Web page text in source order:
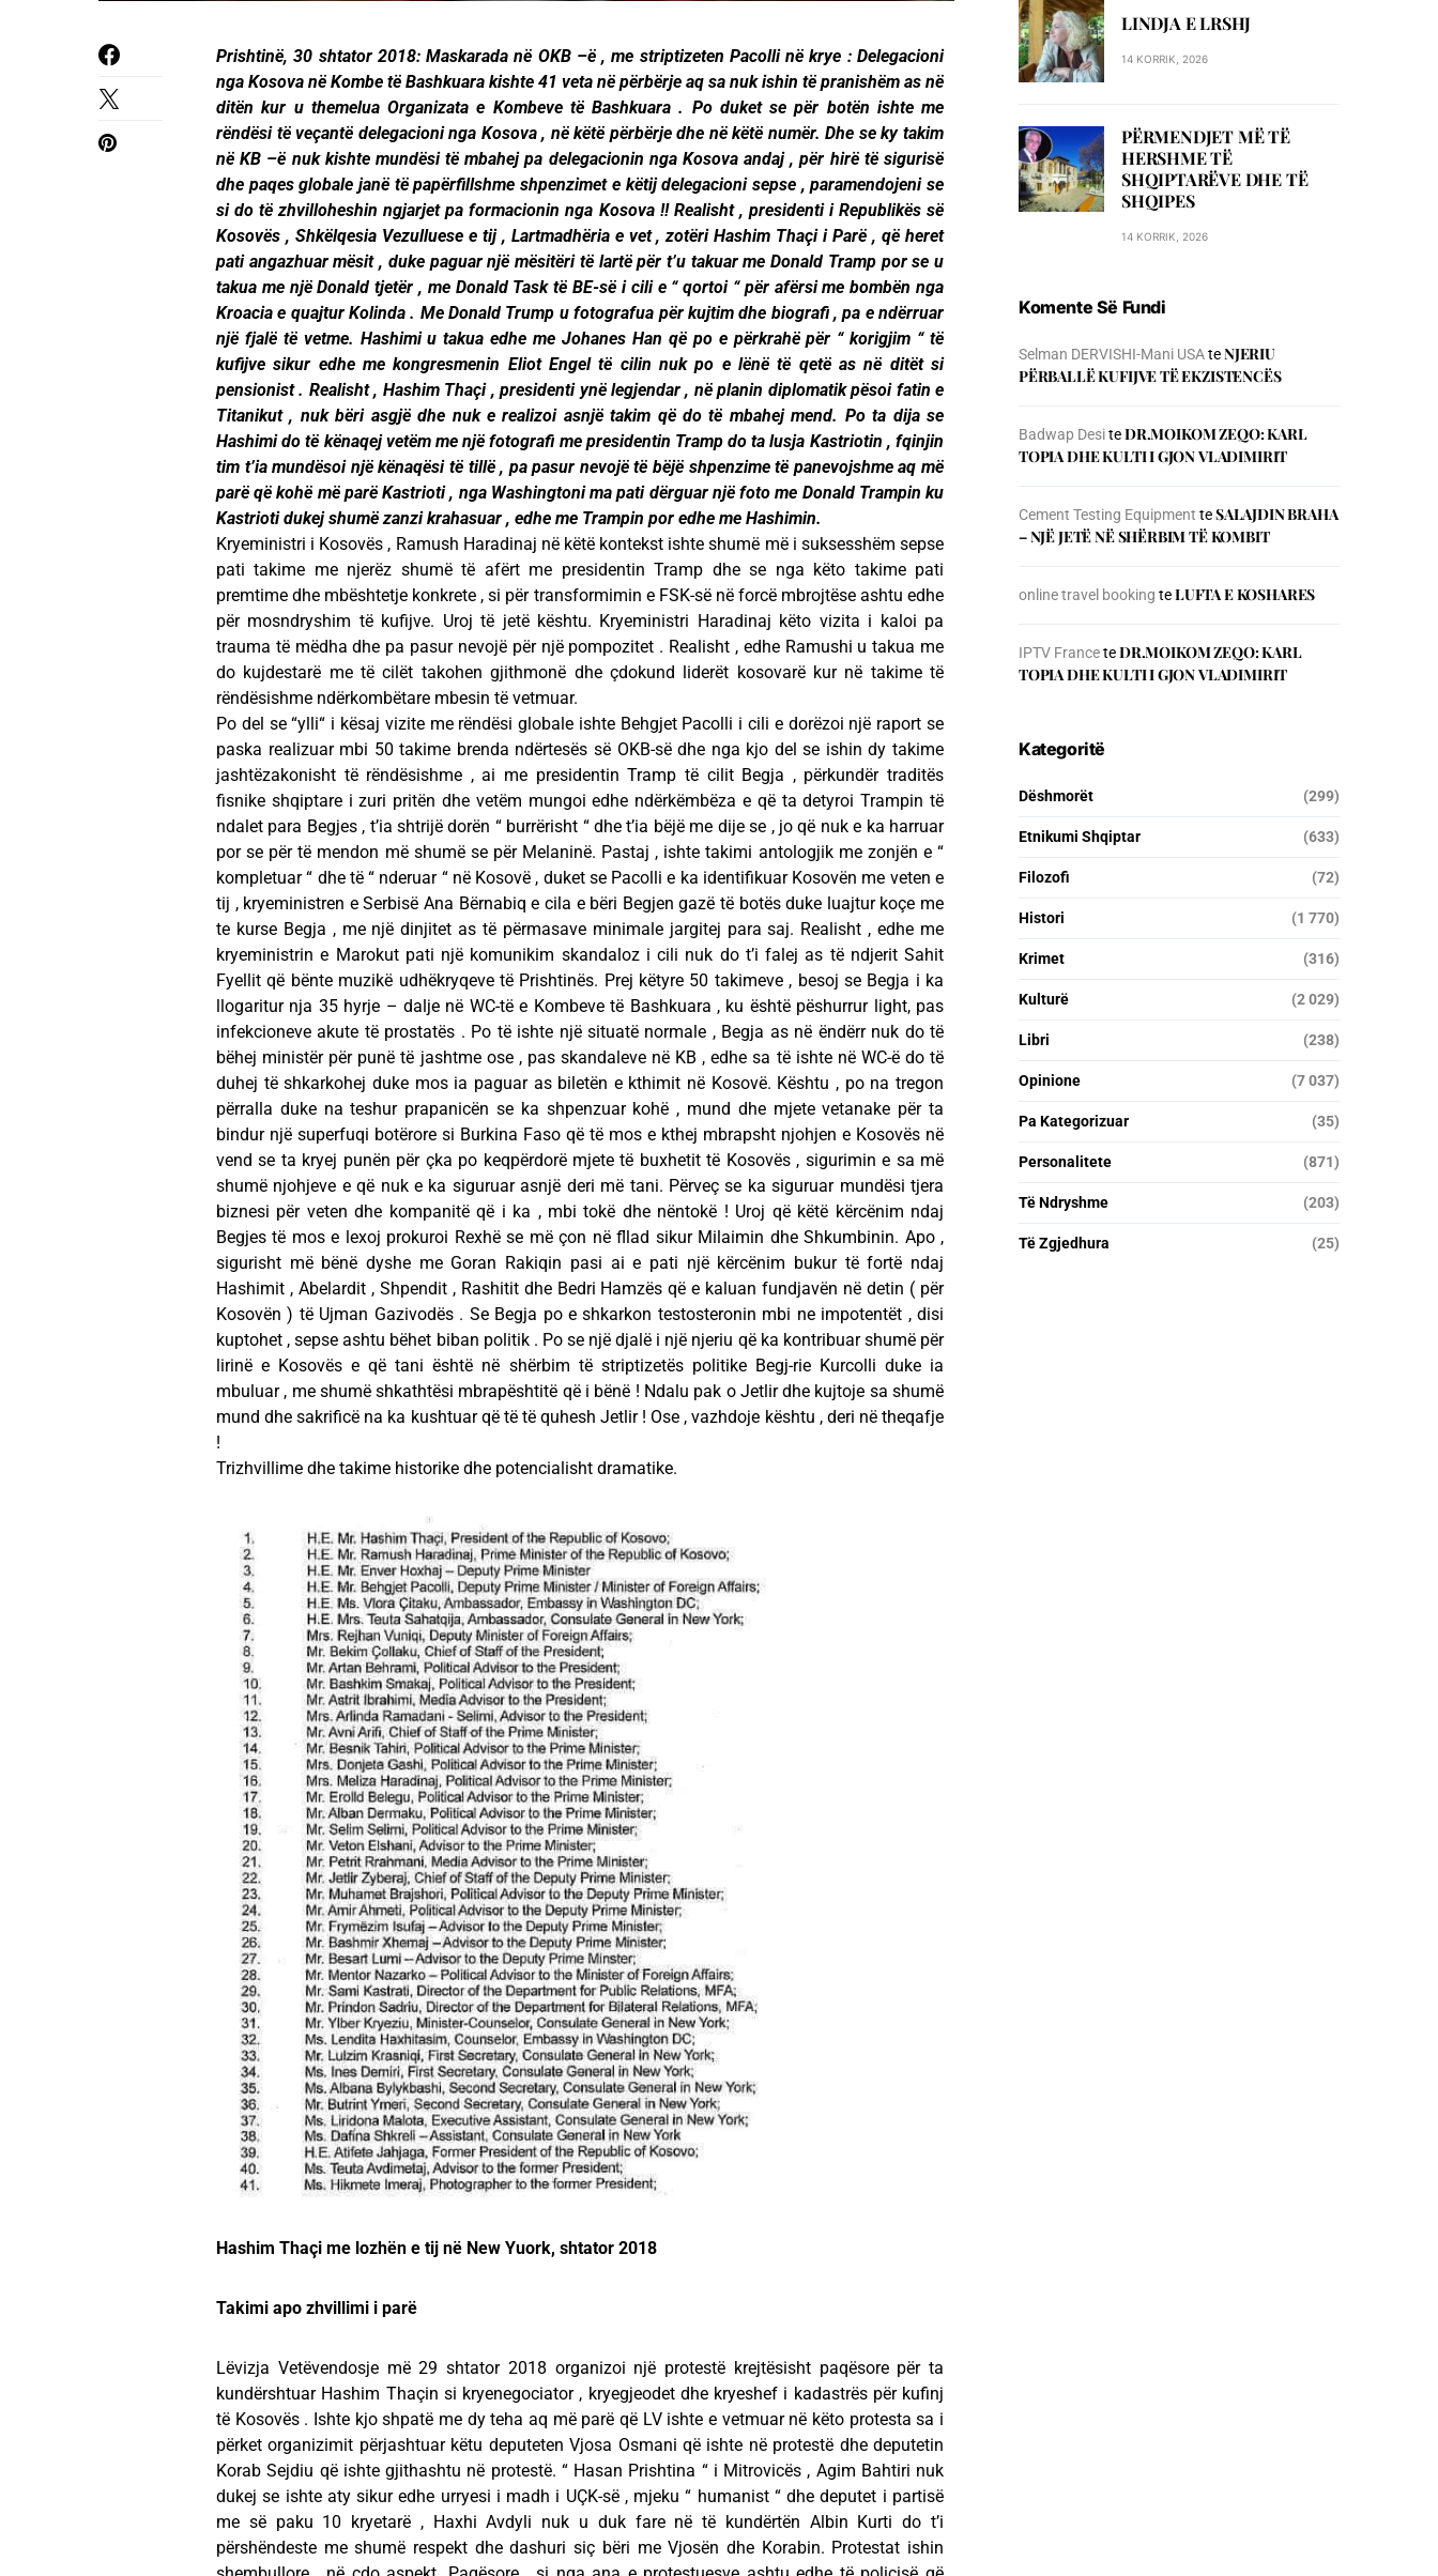
Prishtinë, 30 shtator 2018: Maskarada në OKB –ë , me striptizeten Pacolli në krye : Delegacioni
nga Kosova në Kombe të Bashkuara kishte 41 veta në përbërje aq sa nuk ishin të pranishëm as në
ditën kur u themelua Organizata e Kombeve të Bashkuara . Po duket se për botën ishte me
rëndësi të veçantë delegacioni nga Kosova , në këtë përbërje dhe në këtë numër. Dhe se ky takim
në KB –ë nuk kishte mundësi të mbahej pa delegacionin nga Kosova andaj , për hirë të sigurisë
dhe paqes globale janë të papërfillshme shpenzimet e këtij delegacioni sepse , paramendojeni se
si do të zhvilloheshin ngjarjet pa formacionin nga Kosova !! Realisht , presidenti i Republikës së
Kosovës , Shkëlqesia Vezulluese e tij , Lartmadhëria e vet , zotëri Hashim Thaçi i Parë , që heret
pati angazhuar mësit , duke paguar një mësitëri të lartë për t’u takuar me Donald Tramp por se u
takua me një Donald tjetër , me Donald Task të BE-së i cili e “ qortoi “ për afërsi me bombën nga
Kroacia e quajtur Kolinda . Me Donald Trump u fotografua për kujtim dhe biografi , pa e ndërruar
një fjalë të vetme. Hashimi u takua edhe me Johanes Han që po e përkrahë për “ korigjim “ të
kufijve sikur edhe me kongresmenin Eliot Engel të cilin nuk po e lënë të qetë as në ditët si
pensionist . Realisht , Hashim Thaçi , presidenti ynë legjendar , në planin diplomatik pësoi fatin e
Titanikut , nuk bëri asgjë dhe nuk e realizoi asnjë takim që do të mbahej mend. Po ta dija se
Hashimi do të kënaqej vetëm me një fotografi me presidentin Tramp do ta lusja Kastriotin , fqinjin
tim t’ia mundësoi një kënaqësi të tillë , pa pasur nevojë të bëjë shpenzime të panevojshme aq më
parë që kohë më parë Kastrioti , nga Washingtoni ma pati dërguar një foto me Donald Trampin ku
Kastrioti dukej shumë zanzi krahasuar , edhe me Trampin por edhe me Hashimin.
Kryeministri i Kosovës , Ramush Haradinaj në këtë kontekst ishte shumë më i suksesshëm sepse
pati takime me njerëz shumë të afërt me presidentin Tramp dhe se nga këto takime pati
premtime dhe mbështetje konkrete , si për transformimin e FSK-së në forcë mbrojtëse ashtu edhe
për mosndryshim të kufijve. Uroj të jetë kështu. Kryeministri Haradinaj këto vizita i kaloi pa
trauma të mëdha dhe pa pasur nevojë për një pompozitet . Realisht , edhe Ramushi u takua me
do kujdestarë me të cilët takohen gjithmonë dhe çdokund liderët kosovarë kur në takime të
rëndësishme ndërkombëtare mbesin të vetmuar.
Po del se “ylli“ i kësaj vizite me rëndësi globale ishte Behgjet Pacolli i cili e dorëzoi një raport se
paska realizuar mbi 50 takime brenda ndërtesës së OKB-së dhe nga kjo del se ishin dy takime
jashtëzakonisht të rëndësishme , ai me presidentin Tramp të cilit Begja , përkundër traditës
fisnike shqiptare i zuri pritën dhe vetëm mungoi edhe ndërkëmbëza e që ta detyroi Trampin të
ndalet para Begjes , t’ia shtrijë dorën “ burrërisht “ dhe t’ia bëjë me dije se , jo që nuk e ka harruar
por se për të mendon më shumë se për Melaninë. Pastaj , ishte takimi antologjik me zonjën e “
kompletuar “ dhe të “ nderuar “ në Kosovë , duket se Pacolli e ka identifikuar Kosovën me veten e
tij , kryeministren e Serbisë Ana Bërnabiq e cila e bëri Begjen gazë të botës duke luajtur koçe me
te kurse Begja , me një dinjitet as të përmasave minimale jargitej para saj. Realisht , edhe me
kryeministrin e Marokut pati një komunikim skandaloz i cili nuk do t’i falej as të ndjerit Sahit
Fyellit që bënte muzikë udhëkryqeve të Prishtinës. Prej këtyre 50 takimeve , besoj se Begja i ka
llogaritur nja 35 hyrje – dalje në WC-të e Kombeve të Bashkuara , ku është pëshurrur light, pas
infekcioneve akute të prostatës . Po të ishte një situatë normale , Begja as në ëndërr nuk do të
bëhej ministër për punë të jashtme ose , pas skandaleve në KB , edhe sa të ishte në WC-ë do të
duhej të shkarkohej duke mos ia paguar as biletën e kthimit në Kosovë. Kështu , po na tregon
përralla duke na teshur prapanicën se ka shpenzuar kohë , mund dhe mjete vetanake për ta
bindur një superfuqi botërore si Burkina Faso që të mos e kthej mbrapsht njohjen e Kosovës në
vend se ta kryej punën për çka po keqpërdorë mjete të buxhetit të Kosovës , sigurimin e sa më
shumë njohjeve e që nuk e ka siguruar asnjë deri më tani. Përveç se ka siguruar mundësi tjera
biznesi për veten dhe kompanitë që i ka , mbi tokë dhe nëntokë ! Uroj që këtë kërcënim ndaj
Begjes të mos e lexoj prokuroi Rexhë se më çon në fllad sikur Milaimin dhe Shkumbinin. Apo ,
sigurisht më bënë dyshe me Goran Rakiqin pasi ai e pati një kërcënim bukur të fortë ndaj
Hashimit , Abelardit , Shpendit , Rashitit dhe Bedri Hamzës që e kaluan fundjavën në detin ( për
Kosovën ) të Ujman Gazivodës . Se Begja po e shkarkon testosteronin mbi ne impotentët , disi
kuptohet , sepse ashtu bëhet biban politik . Po se një djalë i një njeriu që ka kontribuar shumë për
lirinë e Kosovës e që tani është në shërbim të striptizetës politike Begj-rie Kurcolli duke ia
mbuluar , me shumë shkathtësi mbrapështitë që i bënë ! Ndalu pak o Jetlir dhe kujtoje sa shumë
mund dhe sakrificë na ka kushtuar që të të quhesh Jetlir ! Ose , vazhdoje kështu , deri në theqafje
!
Trizhvillime dhe takime historike dhe potencialisht dramatike.
Hashim Thaçi me lozhën e tij në New Yuork, shtator 2018
Takimi apo zhvillimi i parë
Lëvizja Vetëvendosje më 29 shtator 2018 organizoi një protestë krejtësisht paqësore për ta
kundërshtuar Hashim Thaçin si kryenegociator , kryegjeodet dhe kryeshef i kadastrës për kufinj
të Kosovës . Ishte kjo shpatë me dy teha aq më parë që LV ishte e vetmuar në këto protesta sa i
përket organizimit përjashtuar këtu deputeten Vjosa Osmani që ishte në protestë dhe deputetin
Korab Sejdiu që ishte gjithashtu në protestë. “ Hasan Prishtina “ i Mitrovicës , Agim Bahtiri nuk
dukej se ishte aty sikur edhe urryesi i madh i UÇK-së , mjeku “ humanist “ dhe deputet i partisë
me së paku 10 kryetarë , Haxhi Avdyli nuk u duk fare në të kundërtën Albin Kurti do t’i
përshëndeste me shumë respekt dhe dashuri siç bëri me Vjosën dhe Korabin. Protestat ishin
LINDJA E LRSHJ
14 KORRIK, 2026
PËRMENDJET MË TË
HERSHME TË
SHQIPTARËVE DHE TË
SHQIPES
14 KORRIK, 2026
Komente Së Fundi
Selman DERVISHI-Mani USAteNJERIU
PЁRBALLЁ KUFIJVE TЁ EKZISTENCЁS
Badwap DesiteDR.MOIKOM ZEQO: KARL
TOPIA DHE KULTI I GJON VLADIMIRIT
Cement Testing Equipment teSALAJDIN BRAHA
– NJЁ JETЁ NЁ SHЁRBIM TЁ KOMBIT
online travel booking teLUFTA E KOSHARES
IPTV FranceteDR.MOIKOM ZEQO: KARL
TOPIA DHE KULTI I GJON VLADIMIRIT
Kategoritë
Dëshmorët (299)
Etnikumi Shqiptar (633)
Filozofi (72)
Histori (1 770)
Krimet (316)
Kulturë (2 029)
Libri (238)
Opinione (7 037)
Pa Kategorizuar (35)
Personalitete (871)
Të Ndryshme (203)
Të Zgjedhura (25)